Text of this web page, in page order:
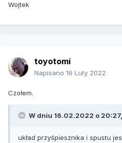
Wojtek
toyotomi
Napisano 16 Luty 2022
Czołem.
W dniu 16.02.2022 o 20:27,
układ przyśpiesznika i spustu